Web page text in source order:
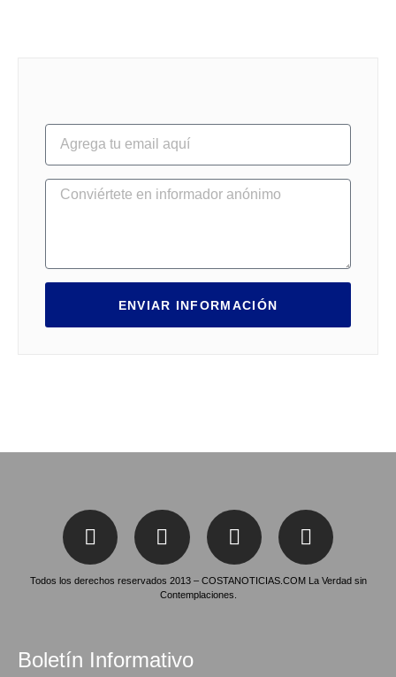
ENVIAR INFORMACIÓN
Todos los derechos reservados 2013 – COSTANOTICIAS.COM La Verdad sin
Contemplaciones.
Boletín Informativo